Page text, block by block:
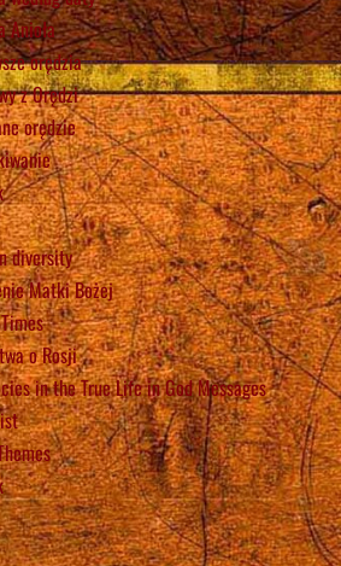
Anioła
orędzia
z Orędzi
orędzie
diversity
Matki Bożej
o Rosji
in the True Life in God Messages